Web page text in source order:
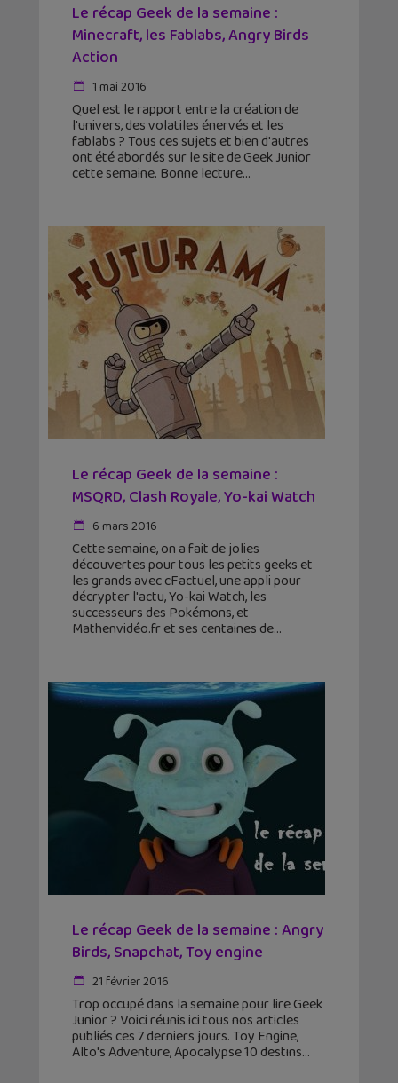
Le récap Geek de la semaine :
Minecraft, les Fablabs, Angry Birds
Action
1 mai 2016
Quel est le rapport entre la création de
l'univers, des volatiles énervés et les
fablabs ? Tous ces sujets et bien d'autres
ont été abordés sur le site de Geek Junior
cette semaine. Bonne lecture
Le récap Geek de la semaine :
MSQRD, Clash Royale, Yo-kai Watch
6 mars 2016
Cette semaine, on a fait de jolies
découvertes pour tous les petits geeks et
les grands avec cFactuel, une appli pour
décrypter l'actu, Yo-kai Watch, les
successeurs des Pokémons, et
Mathenvidéo.fr et ses centaines de
Le récap Geek de la semaine : Angry
Birds, Snapchat, Toy engine
21 février 2016
Trop occupé dans la semaine pour lire Geek
Junior ? Voici réunis ici tous nos articles
publiés ces 7 derniers jours. Toy Engine,
Alto's Adventure, Apocalypse 10 destins